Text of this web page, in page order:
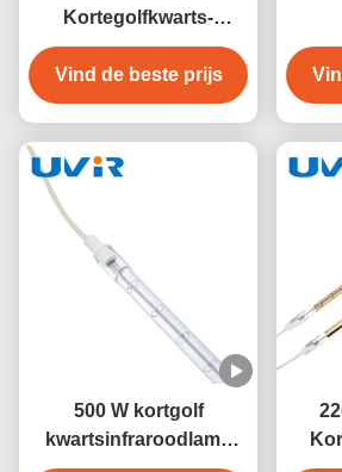
Kortegolfkwarts-
infraroodlamp voor
sauna en industriële
verwarming
Vind de beste prijs
korte
500 W kortgolf
kwartsinfraroodlamp
230 V voor industriële